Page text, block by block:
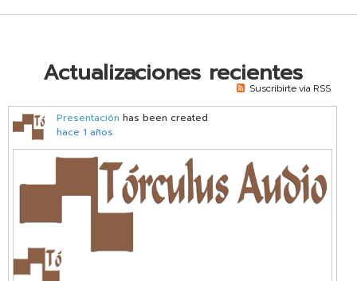
vKonnect
vBox
vPages
Notifications
Actualizaciones recientes
Suscribirte via RSS
Presentación has been created
hace 1 años